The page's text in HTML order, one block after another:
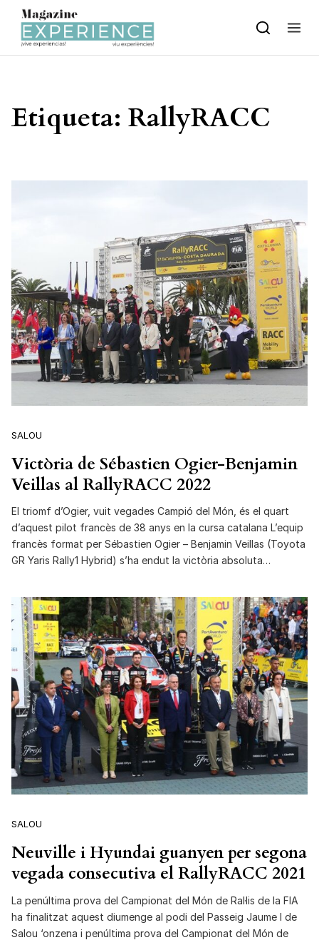
Skip to content
Etiqueta: RallyRACC
SALOU
Victòria de Sébastien Ogier-Benjamin
Veillas al RallyRACC 2022
El triomf d’Ogier, vuit vegades Campió del Món, és el quart
d’aquest pilot francès de 38 anys en la cursa catalana L’equip
francès format per Sébastien Ogier – Benjamin Veillas (Toyota
GR Yaris Rally1 Hybrid) s’ha endut la victòria absoluta…
SALOU
Neuville i Hyundai guanyen per segona
vegada consecutiva el RallyRACC 2021
La penúltima prova del Campionat del Món de Ral·lis de la FIA
ha finalitzat aquest diumenge al podi del Passeig Jaume I de
Salou ‘onzena i penúltima prova del Campionat del Món de